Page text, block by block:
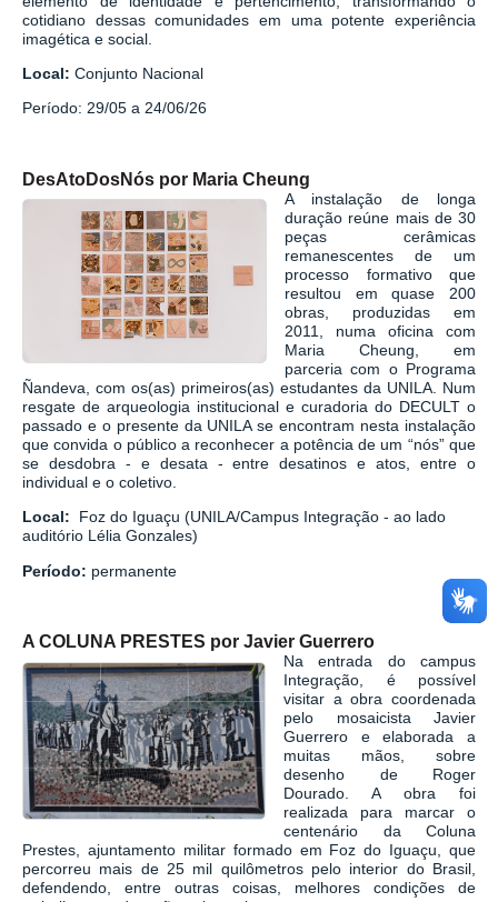
cotidiano dessas comunidades em uma potente experiência
imagética e social.
Local: Conjunto Nacional
Período: 29/05 a 24/06/26
DesAtoDosNós por Maria Cheung
A instalação de longa
duração reúne mais de 30
peças cerâmicas
remanescentes de um
processo formativo que
resultou em quase 200
obras, produzidas em
2011, numa oficina com
Maria Cheung, em
parceria com o Programa
Ñandeva, com os(as) primeiros(as) estudantes da UNILA. Num
resgate de arqueologia institucional e curadoria do DECULT o
passado e o presente da UNILA se encontram nesta instalação
que convida o público a reconhecer a potência de um “nós” que
se desdobra - e desata - entre desatinos e atos, entre o
individual e o coletivo.
Local: Foz do Iguaçu (UNILA/Campus Integração - ao lado
auditório Lélia Gonzales)
Período: permanente
A COLUNA PRESTES por Javier Guerrero
Na entrada do campus
Integração, é possível
visitar a obra coordenada
pelo mosaicista Javier
Guerrero e elaborada a
muitas mãos, sobre
desenho de Roger
Dourado.A obra foi
realizada para marcar o
centenário da Coluna
Prestes, ajuntamento militar formado em Foz do Iguaçu, que
percorreu mais de 25 mil quilômetros pelo interior do Brasil,
defendendo, entre outras coisas, melhores condições de